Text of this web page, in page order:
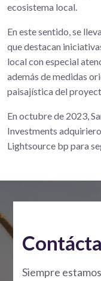
ecosistema local.
En este sentido, se
que destacan
local con especial
además de medidas
paisajística del
En octubre de 2023,
Investments
Lightsource bp para
Siempre